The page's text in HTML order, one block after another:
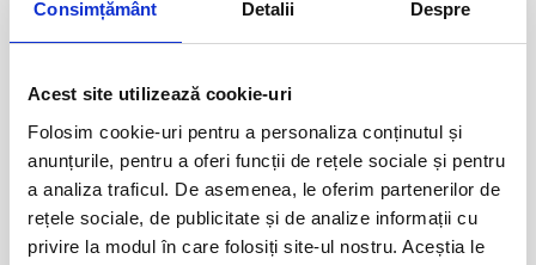
Consimțământ Detalii Despre
Acest site utilizează cookie-uri
Folosim cookie-uri pentru a personaliza conținutul și
anunțurile, pentru a oferi funcții de rețele sociale și pentru
a analiza traficul. De asemenea, le oferim partenerilor de
rețele sociale, de publicitate și de analize informații cu
privire la modul în care folosiți site-ul nostru. Aceștia le
26 ani experiență
Adriana Neagoe